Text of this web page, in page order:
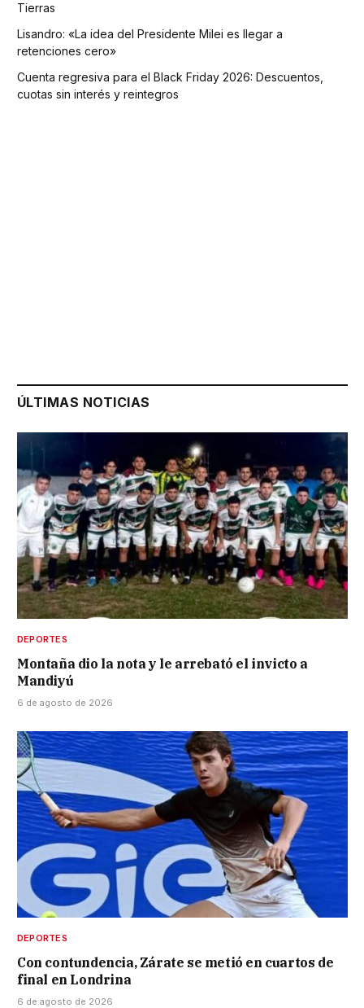
Tierras
Lisandro: «La idea del Presidente Milei es llegar a
retenciones cero»
Cuenta regresiva para el Black Friday 2026: Descuentos,
cuotas sin interés y reintegros
ÚLTIMAS NOTICIAS
DEPORTES
Montaña dio la nota y le arrebató el invicto a
Mandiyú
6 de agosto de 2026
DEPORTES
Con contundencia, Zárate se metió en cuartos de
final en Londrina
6 de agosto de 2026